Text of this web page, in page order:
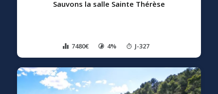
Sauvons la salle Sainte Thérèse
7480€ 4% J-327